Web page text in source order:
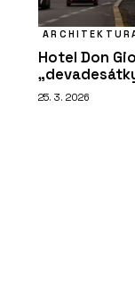
Hotel Don
25. 3. 2026